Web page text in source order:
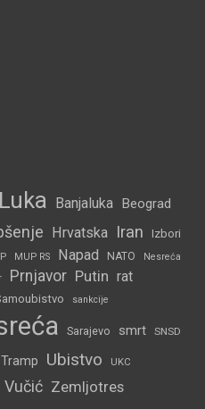
Banjaluka Beograd
Hrvatska Iran Izbori
MUP RS Napad NATO Nesreća
Prnjavor Putin rat
sankcije
Sarajevo smrt SNSD
Tramp Ubistvo UKC
Vučić Zemljotres